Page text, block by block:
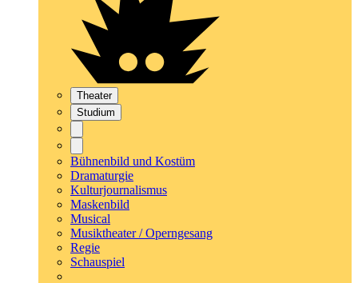
Theater
Studium
Bühnenbild und Kostüm
Dramaturgie
Kulturjournalismus
Maskenbild
Musical
Musiktheater / Operngesang
Regie
Schauspiel